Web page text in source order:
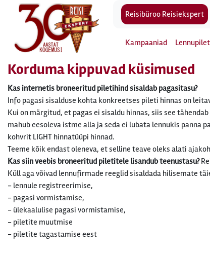
Reisibüroo Reisiekspert
Kampaaniad
Korduma kippuvad küsimused
Kas internetis broneeritud piletihind sisaldab pagasitasu?
Info pagasi sisalduse kohta konkreetses pileti hinnas on
Kui on märgitud, et pagas ei sisaldu hinnas, siis see
mahub eesoleva istme alla ja seda ei lubata lennukis
kohvrit LIGHT hinnatüüpi hinnad.
Teeme kõik endast oleneva, et selline teave oleks alati
Kas siin veebis broneeritud piletitele lisandub teenustasu?
Küll aga võivad lennufirmade reeglid sisaldada hilisemate
- lennule registreerimise,
- pagasi vormistamise,
- ülekaalulise pagasi vormistamise,
- piletite muutmise
- piletite tagastamise eest